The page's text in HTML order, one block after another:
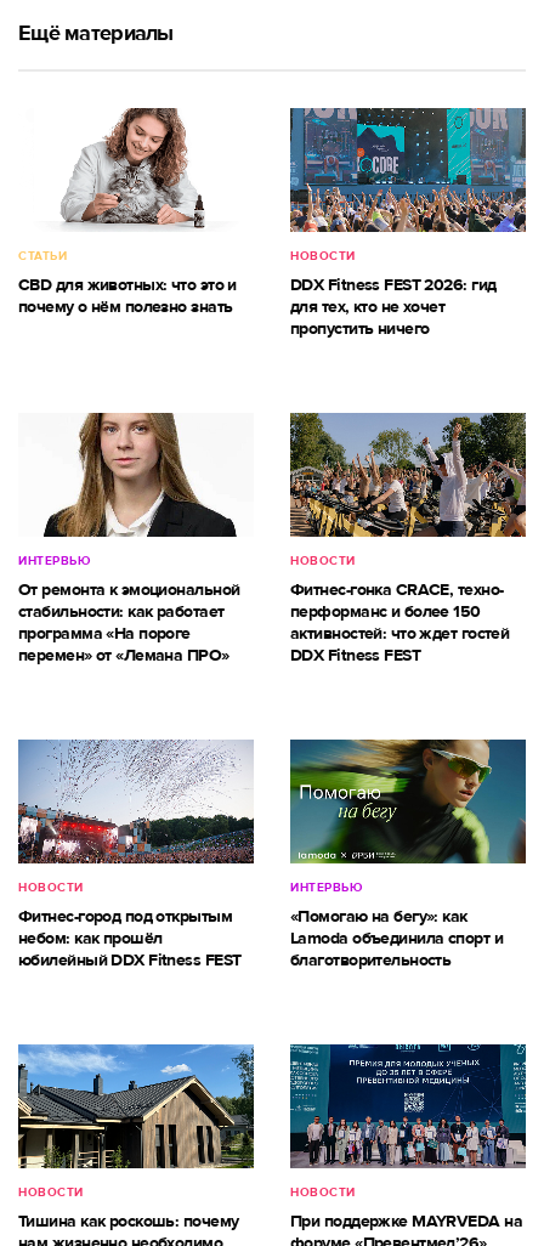
Ещё материалы
СТАТЬИ
CBD для животных: что это и
почему о нём полезно знать
НОВОСТИ
DDX Fitness FEST 2026: гид
для тех, кто не хочет
пропустить ничего
ИНТЕРВЬЮ
От ремонта к эмоциональной
стабильности: как работает
программа «На пороге
перемен» от «Лемана ПРО»
НОВОСТИ
Фитнес-гонка CRACE, техно-
перформанс и более 150
активностей: что ждет гостей
DDX Fitness FEST
НОВОСТИ
Фитнес-город под открытым
небом: как прошёл
юбилейный DDX Fitness FEST
ИНТЕРВЬЮ
«Помогаю на бегу»: как
Lamoda объединила спорт и
благотворительность
НОВОСТИ
Тишина как роскошь: почему
НОВОСТИ
При поддержке MAYRVEDA на